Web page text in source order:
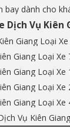
bay dành cho
Dịch Vụ Kiên
Giang Loại
Giang Loại Xe
Giang Loại Xe
Giang Loại Xe
Giang Loại Xe
Vụ Kiên Giang